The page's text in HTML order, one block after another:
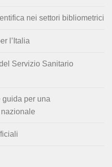
nei settori bibliometrici
l’Italia
Servizio Sanitario
guida per una